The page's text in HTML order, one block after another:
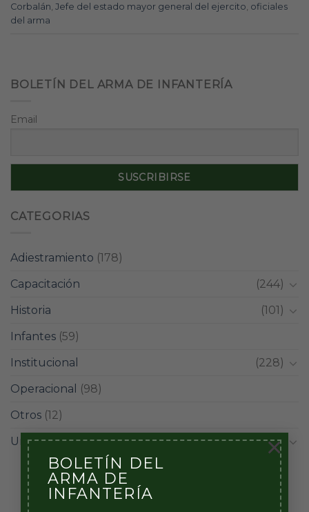
BOLETÍN DEL
ARMA DE
INFANTERÍA
×
Corbalán Jefe del estado mayor general del ejercito oficiales
del arma
BOLETÍN DEL ARMA DE INFANTERÍA
Email
CATEGORIAS
Adiestramiento (178)
Capacitación
(244)
Historia
(101)
Infantes (59)
Institucional
(228)
Operacional
(98)
Otros (12)
Unidades
(42)